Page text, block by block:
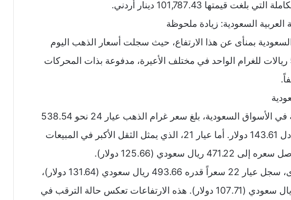
قيمتها 101,787.43 دينار أردني.
السعودية: زيادة ملحوظة
السعودية بمنأى عن هذا الارتفاع، حيث سجلت أسعار الذهب اليوم
الثلاثاء زيادة تقدر بنحو 5 ريالات للغرام الواحد في مختلف الأعيرة، مدفوعة بذات المحركات
وفقاً للتحديثات الصباحية في الأسواق السعودية، بلغ سعر غرام الذهب عيار 24 نحو 538.54
ريال سعودي، وهو ما يعادل 143.61 دولار. أما عيار 21، الذي يمثل الثقل الأكبر في المبيعات
سعودي (125.66 دولار).
وبالنسبة للعيارات الأخرى، سجل عيار 22 سعراً قدره 493.66 ريال سعودي (131.64 دولار)،
وعيار 18 نحو 403.90 ريال سعودي (107.71 دولار). هذه الارتفاعات تعكس حالة الترقب في